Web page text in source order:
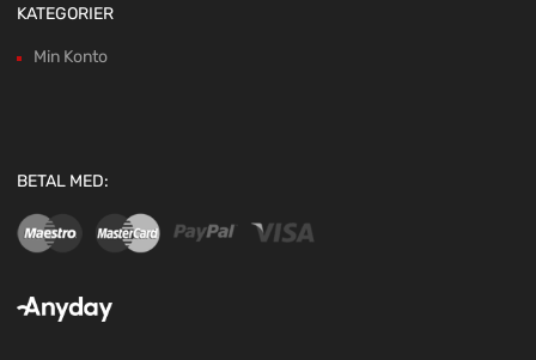
KATEGORIER
Min Konto
BETAL MED: